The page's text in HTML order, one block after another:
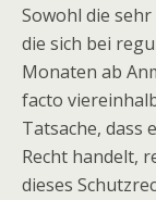
Sowohl die
die sich bei
Monaten ab
facto
Tatsache, dass
Recht handelt,
dieses